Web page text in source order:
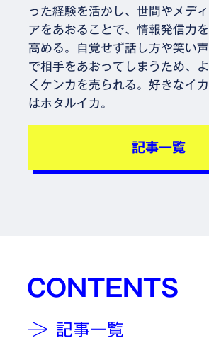
った経験を活かし、世間やメディ
アをあおることで、情報発信力を
高める。自覚せず話し方や笑い声
で相手をあおってしまうため、よ
くケンカを売られる。好きなイカ
はホタルイカ。
記事一覧
CONTENTS
記事一覧